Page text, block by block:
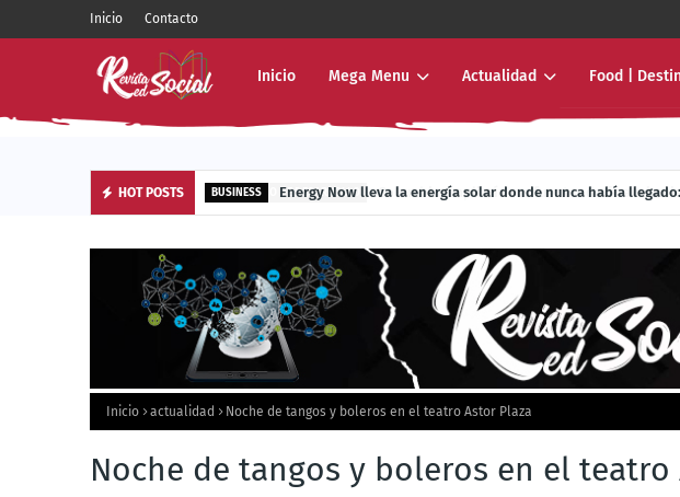
Inicio Contacto
Inicio Mega Menu Actualidad Food |
HOT POSTS BUSINESS Energy Now lleva la energía solar donde nunca había
Inicio actualidad Noche de tangos y boleros en el teatro Astor Plaza
Noche de tangos y boleros en el teatro